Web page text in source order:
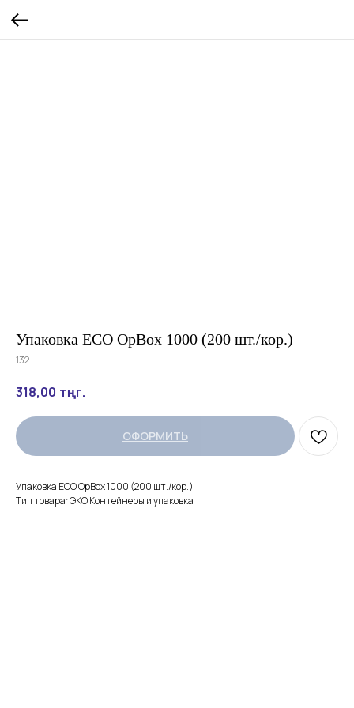
Упаковка ECO OpBox 1000 (200 шт./кор.)
132
318,00 тңг.
ОФОРМИТЬ
Упаковка ECO OpBox 1000 (200 шт./кор.)
Тип товара: ЭКО Контейнеры и упаковка